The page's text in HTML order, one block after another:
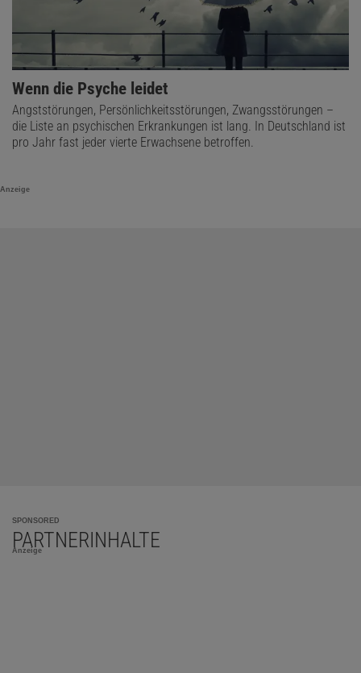
Wenn die Psyche leidet
Angststörungen, Persönlichkeitsstörungen, Zwangsstörungen –
die Liste an psychischen Erkrankungen ist lang. In Deutschland ist
pro Jahr fast jeder vierte Erwachsene betroffen.
Anzeige
SPONSORED
PARTNERINHALTE
Anzeige